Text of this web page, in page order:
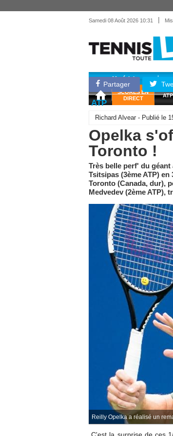
Samedi 08 Août 2026 10:31 |
Matériel
SCORES EN
DIRECT
ATP
Partager
ATP
Richard Alvear - Publié le
Opelka
Toronto !
Très belle perf' du géant
Tsitsipas (3ème ATP) en
Toronto (Canada, dur),
Medvedev (2ème ATP),
Reilly Opelka a réalisé un